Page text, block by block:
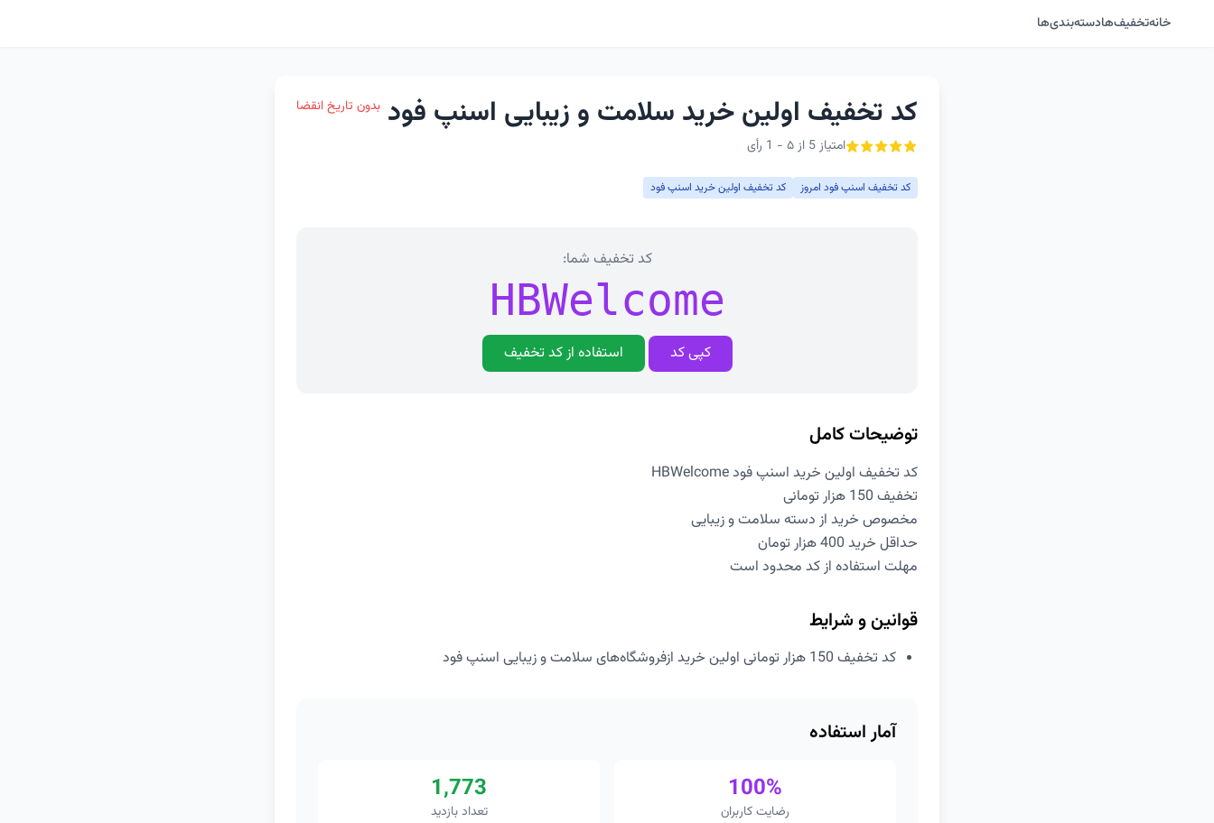
خانهتخفیف‌هادسته‌بندی‌ها
کد تخفیف اولین خرید سلامت و زیبایی اسنپ فود
امتیاز 5 از ۵ - 1 رأی
بدون تاریخ انقضا
کد تخفیف اسنپ فود امروز کد تخفیف اولین خرید اسنپ فود
کد تخفیف شما:
HBWelcome
کپی کد استفاده از کد تخفیف
توضیحات کامل
کد تخفیف اولین خرید اسنپ فود HBWelcome
تخفیف 150 هزار تومانی
مخصوص خرید از دسته سلامت و زیبایی
حداقل خرید 400 هزار تومان
مهلت استفاده از کد محدود است
قوانین و شرایط
کد تخفیف 150 هزار تومانی اولین خرید ازفروشگاه‌های سلامت و زیبایی اسنپ فود
آمار استفاده
100%
رضایت کاربران
1,773
تعداد بازدید